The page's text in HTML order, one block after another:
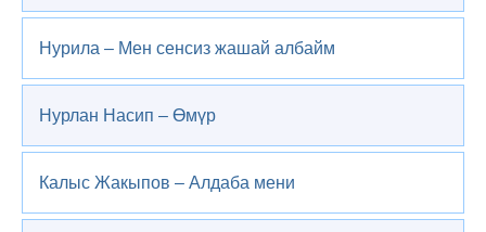
Нурила – Мен сенсиз жашай албайм
Нурлан Насип – Өмүр
Калыс Жакыпов – Алдаба мени